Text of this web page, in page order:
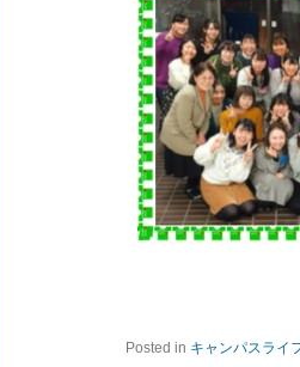
Posted in キャンパスライ